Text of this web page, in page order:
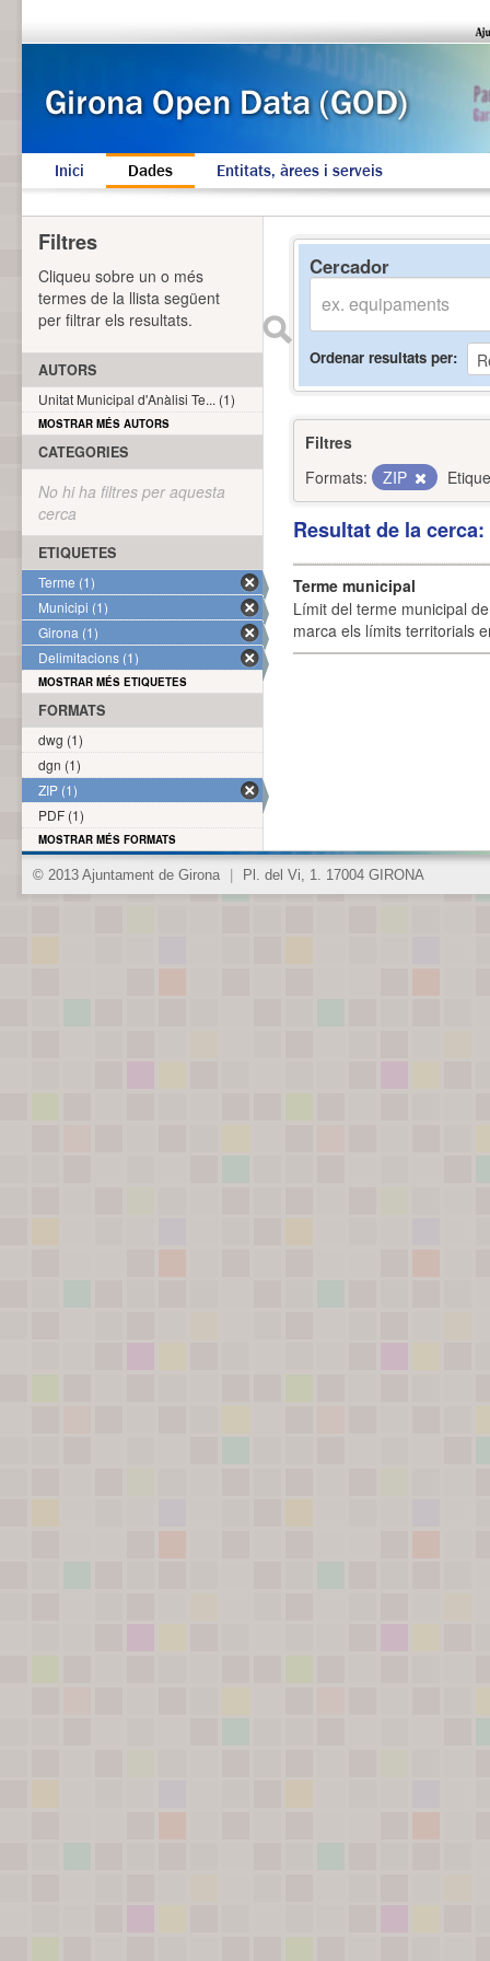
Inici Dades Entitats, àrees i serveis
Cercador
Ordenar resultats per
Filtres
Formats:
ZIP
Resultat de la
Terme municipal
Límit del terme municipal
marca els límits territorials
Filtres
Cliqueu sobre un o més
termes de la llista següent
per filtrar els resultats.
AUTORS
Unitat Municipal d'Anàlisi Te... (1)
MOSTRAR MÉS AUTORS
CATEGORIES
No hi ha filtres per aquesta
cerca
ETIQUETES
Terme (1)
Municipi (1)
Girona (1)
Delimitacions (1)
MOSTRAR MÉS ETIQUETES
FORMATS
dwg (1)
dgn (1)
ZIP (1)
PDF (1)
MOSTRAR MÉS FORMATS
© 2013 Ajuntament de Girona Pl. del Vi, 1. 17004 GIRONA